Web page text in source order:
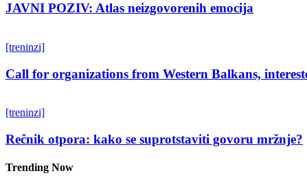
JAVNI POZIV: Atlas neizgovorenih emocija
[treninzi]
Call for organizations from Western Balkans,
[treninzi]
Rečnik otpora: kako se suprotstaviti govoru mržnje?
Trending Now